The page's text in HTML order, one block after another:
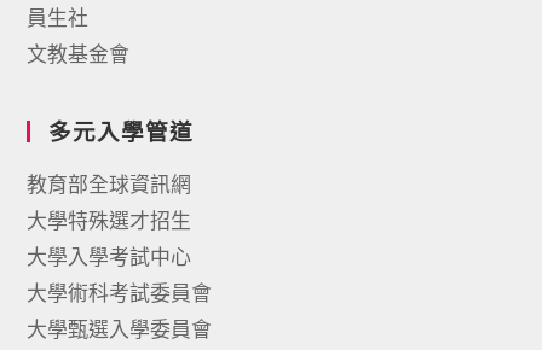
員生社
文教基金會
多元入學管道
教育部全球資訊網
大學特殊選才招生
大學入學考試中心
大學術科考試委員會
大學甄選入學委員會